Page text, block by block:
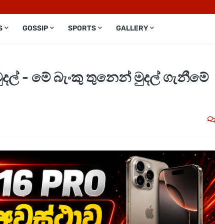
GOSSIP SPORTS GALLERY
- මේ බැංකු තුනෙන් මුදල් ගැනීමේ